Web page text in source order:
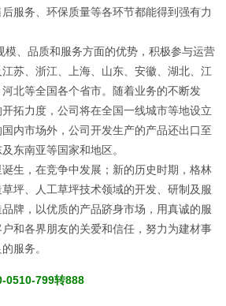
服务、环保质量等各环节都能得到强有力
品质和服务方面的优势，积极参与运营
苏、浙江、上海、山东、安徽、湖北、江
北等全国各个省市。随着业务的不断发
拓力度，公司将在全国一线城市等地设立
内市场外，公司开发生产的产品还出口至
东南亚等国家和地区。
，在竞争中发展；新的历史时期，格林
坪、人工草坪技术领域的开发、研制及服
牌，以优质的产品跻身市场，用真诚的服
和各界朋友的关爱和信任，努力为建材事
服务。
0510-799转888